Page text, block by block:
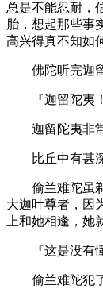
总是不能忍耐，
胎，想起那些事
高兴得真不知如
佛陀听完迦留
『迦留陀夷！
迦留陀夷非常
比丘中有甚深
偷兰难陀虽剃
大迦叶尊者，因
上和她相逢，她
『这是没有懂
偷兰难陀犯了